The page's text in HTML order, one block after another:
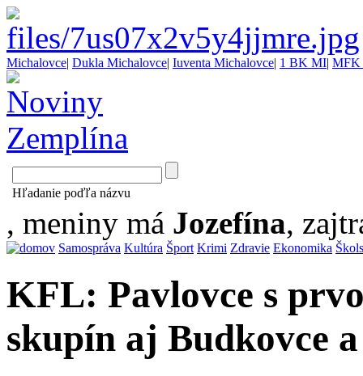
Michalovce| Dukla Michalovce| Iuventa Michalovce| 1 BK MI| MFK
Hľadanie poďľa názvu
, meniny má Jozefína,
Samospráva Kultúra Šport Krimi Zdravie Ekonomika
KFL: Pavlovce s
skupín aj Budkovce